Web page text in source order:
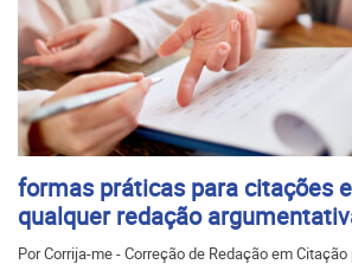
formas práticas para citações
qualquer redação
Por Corrija-me - Correção de Redação em